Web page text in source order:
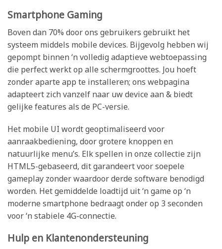
Smartphone Gaming
Boven dan 70% door ons gebruikers gebruikt het
systeem middels mobile devices. Bijgevolg hebben wij
gepompt binnen ‘n volledig adaptieve webtoepassing
die perfect werkt op alle schermgroottes. Jou hoeft
zonder aparte app te installeren; ons webpagina
adapteert zich vanzelf naar uw device aan & biedt
gelijke features als de PC-versie.
Het mobile UI wordt geoptimaliseerd voor
aanraakbediening, door grotere knoppen en
natuurlijke menu’s. Elk spellen in onze collectie zijn
HTML5-gebaseerd, dit garandeert voor soepele
gameplay zonder waardoor derde software benodigd
worden. Het gemiddelde loadtijd uit ‘n game op ‘n
moderne smartphone bedraagt onder op 3 seconden
voor ‘n stabiele 4G-connectie.
Hulp en Klantenondersteuning